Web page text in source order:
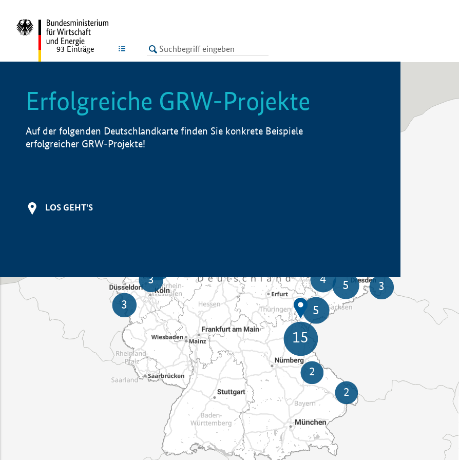
LISTE
93 Einträge
Erfolgreiche GRW-Projekte
Auf der folgenden Deutschlandkarte finden Sie konkrete Beispiele
erfolgreicher GRW-Projekte!
LOS GEHT'S